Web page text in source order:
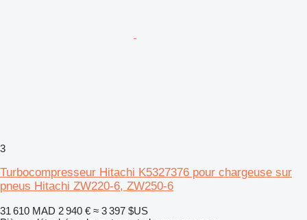
3
Turbocompresseur Hitachi K5327376 pour chargeuse sur
pneus Hitachi ZW220-6, ZW250-6
31 610 MAD 2 940 € ≈ 3 397 $US